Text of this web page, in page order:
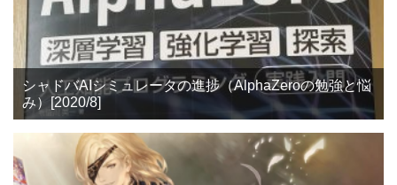
シャドバAIシミュレータの進捗（AlphaZeroの勉強と悩
み）[2020/8]